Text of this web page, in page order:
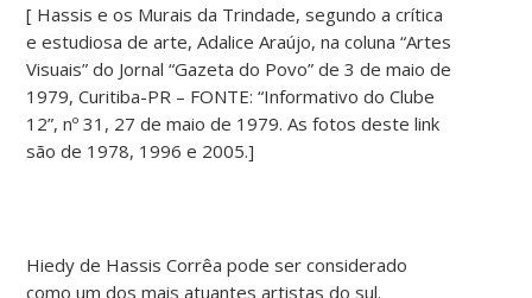
[ Hassis e os Murais da Trindade, segundo a crítica
e estudiosa de arte, Adalice Araújo, na coluna “Artes
Visuais” do Jornal “Gazeta do Povo” de 3 de maio de
1979, Curitiba-PR – FONTE: “Informativo do Clube
12”, nº 31, 27 de maio de 1979. As fotos deste link
são de 1978, 1996 e 2005.]
Hiedy de Hassis Corrêa pode ser considerado
como um dos mais atuantes artistas do sul.